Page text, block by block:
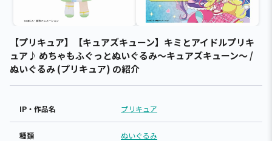
【プリキュア】【キュアズキューン】キミとアイドルプリキ
ュア♪ めちゃもふぐっとぬいぐるみ～キュアズキューン～ /
ぬいぐるみ (プリキュア) の紹介
IP・作品名 プリキュア
種類 ぬいぐるみ